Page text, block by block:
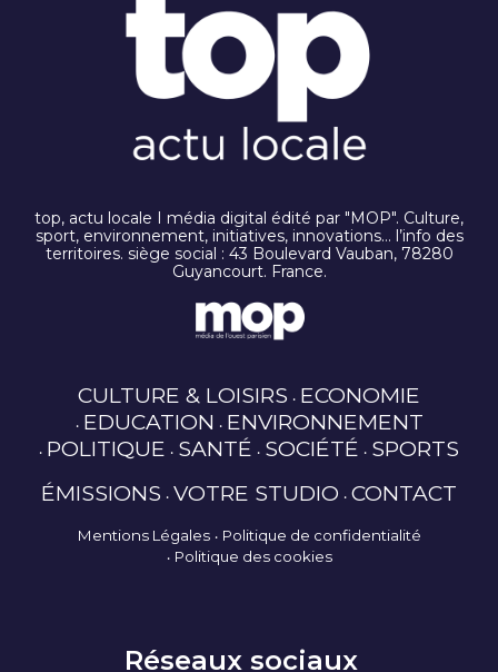
top, actu locale I média digital édité par "MOP". Culture,
sport, environnement, initiatives, innovations… l’info des
territoires. siège social : 43 Boulevard Vauban, 78280
Guyancourt. France.
CULTURE & LOISIRS ECONOMIE
EDUCATION ENVIRONNEMENT
POLITIQUE SANTÉ SOCIÉTÉ SPORTS
ÉMISSIONS VOTRE STUDIO CONTACT
Mentions Légales
Politique de confidentialité
Politique des cookies
Réseaux sociaux